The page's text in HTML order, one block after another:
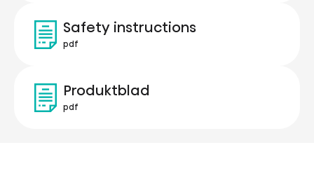
Safety instructions
pdf
Produktblad
pdf